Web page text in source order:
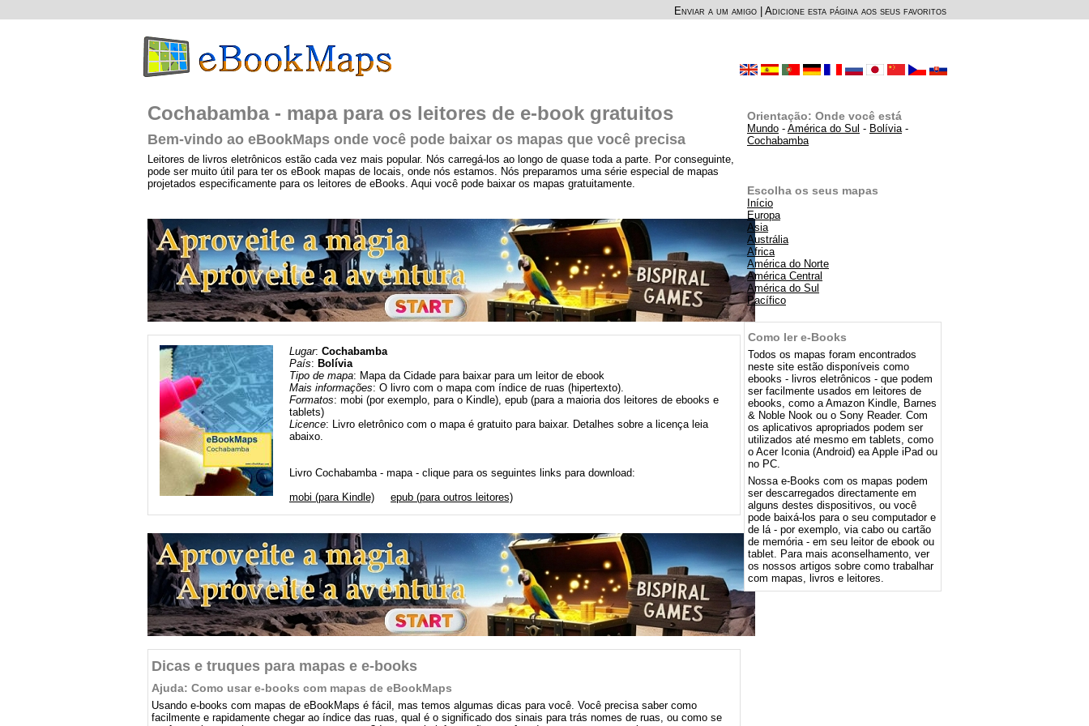
Enviar a um amigo Adicione esta página aos seus favoritos
Cochabamba - mapa para os leitores de e-book gratuitos
Bem-vindo ao eBookMaps onde você pode baixar os mapas que você precisa
Leitores de livros eletrônicos estão cada vez mais popular. Nós carregá-los ao longo de quase toda a parte. Por conseguinte,
pode ser muito útil para ter os eBook mapas de locais, onde nós estamos. Nós preparamos uma série especial de mapas
projetados especificamente para os leitores de eBooks. Aqui você pode baixar os mapas gratuitamente.
Lugar: Cochabamba
País: Bolívia
Tipo de mapa: Mapa da Cidade para baixar para um leitor de ebook
Mais informações: O livro com o mapa com índice de ruas (hipertexto).
Formatos: mobi (por exemplo, para o Kindle), epub (para a maioria dos leitores de ebooks e
tablets)
Licence: Livro eletrônico com o mapa é gratuito para baixar. Detalhes sobre a licença leia
abaixo.
Livro Cochabamba - mapa - clique para os seguintes links para download:
mobi (para Kindle)
epub (para outros leitores)
Dicas e truques para mapas e e-books
Ajuda: Como usar e-books com mapas de eBookMaps
Usando e-books com mapas de eBookMaps é fácil, mas temos algumas dicas para você. Você precisa saber como
facilmente e rapidamente chegar ao índice das ruas, qual é o significado dos sinais para trás nomes de ruas, ou como se
Orientação: Onde você está
Mundo - América do Sul - Bolívia-
Cochabamba
Escolha os seus mapas
Início
Europa
Asia
Austrália
Africa
América do Norte
América Central
América do Sul
Pacífico
Como ler e-Books
Todos os mapas foram encontrados
neste site estão disponíveis como
ebooks - livros eletrônicos - que podem
ser facilmente usados ​​em leitores de
ebooks, como a Amazon Kindle, Barnes
& Noble Nook ou o Sony Reader. Com
os aplicativos apropriados podem ser
utilizados até mesmo em tablets, como
o Acer Iconia (Android) ea Apple iPad ou
no PC.
Nossa e-Books com os mapas podem
ser descarregados directamente em
alguns destes dispositivos, ou você
pode baixá-los para o seu computador e
de lá - por exemplo, via cabo ou cartão
de memória - em seu leitor de ebook ou
tablet. Para mais aconselhamento, ver
os nossos artigos sobre como trabalhar
com mapas, livros e leitores.